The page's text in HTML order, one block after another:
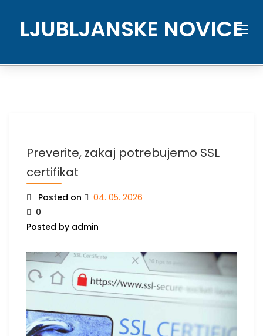
contentLJUBLJANSKE NOVICE
Preverite, zakaj potrebujemo SSL
certifikat
Posted on
04. 05. 2026
0
Posted by admin